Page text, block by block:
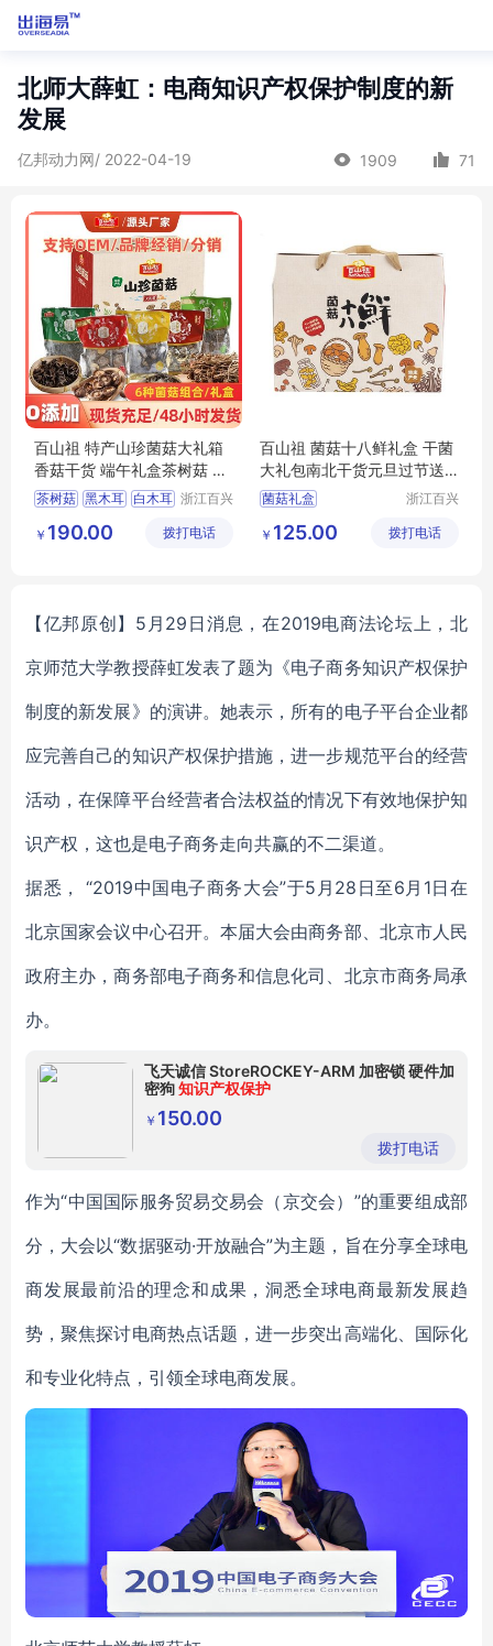
北师大薛虹：电商知识产权保护制度的新
发展
亿邦动力网/ 2022-04-19 1909 71
百山祖 特产山珍菌菇大礼箱
香菇干货 端午礼盒茶树菇 黑
木耳 825g
茶树菇 黑木耳 白木耳 浙江百兴
公司
￥ 190.00 拨打电话
百山祖 菌菇十八鲜礼盒 干菌
大礼包南北干货元旦过节送
礼
菌菇礼盒
猴头菇 金钱菇
浙江百兴
公司
￥ 125.00 拨打电话
【亿邦原创】5月29日消息，在2019电商法论坛上，北
京师范大学教授薛虹发表了题为《电子商务知识产权保护
制度的新发展》的演讲。她表示，所有的电子平台企业都
应完善自己的知识产权保护措施，进一步规范平台的经营
活动，在保障平台经营者合法权益的情况下有效地保护知
识产权，这也是电子商务走向共赢的不二渠道。
据悉， “2019中国电子商务大会”于5月28日至6月1日在
北京国家会议中心召开。本届大会由商务部、北京市人民
政府主办，商务部电子商务和信息化司、北京市商务局承
办。
飞天诚信 StoreROCKEY-ARM 加密锁 硬件加
密狗知识产权保护
￥ 150.00
拨打电话
作为“中国国际服务贸易交易会（京交会）”的重要组成部
分，大会以“数据驱动·开放融合”为主题，旨在分享全球电
商发展最前沿的理念和成果，洞悉全球电商最新发展趋
势，聚焦探讨电商热点话题，进一步突出高端化、国际化
和专业化特点，引领全球电商发展。